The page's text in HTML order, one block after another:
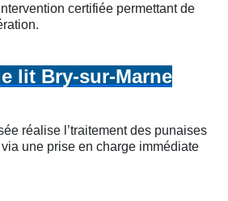
certifiée permettant de
lit Bry-sur-Marne
réalise l’traitement des punaises
une prise en charge immédiate